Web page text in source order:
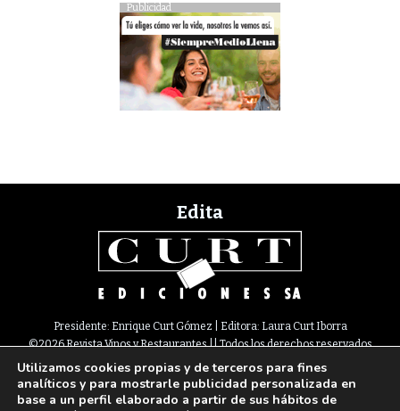
Publicidad
Edita
Presidente: Enrique Curt Gómez | Editora: Laura Curt Iborra
©2026 Revista Vinos y Restaurantes || Todos los derechos reservados
Newsletter Nota legal Política de Cookies Suscripción
Contacto
Paseo de Gracia, 63. 1º 2ª. 08008 Barcelona |933 180 101¦ Fax 933 183 505
Utilizamos cookies propias y de terceros para fines
analíticos y para mostrarle publicidad personalizada en
base a un perfil elaborado a partir de sus hábitos de